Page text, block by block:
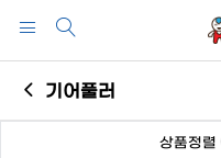
기어풀러
상품정렬